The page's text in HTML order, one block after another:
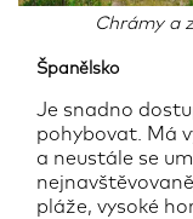
Chrámy a
Španělsko
Je snadno
pohybovat. Má
a neustále se
pláže, vysoké